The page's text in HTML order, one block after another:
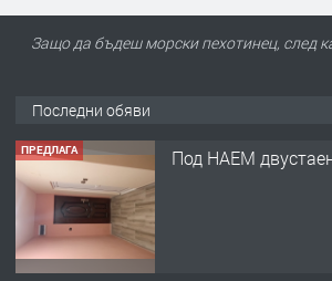
Защо да бъдеш морски пехотинец, след
Последни обяви
ПРЕДЛАГА Под НАЕМ